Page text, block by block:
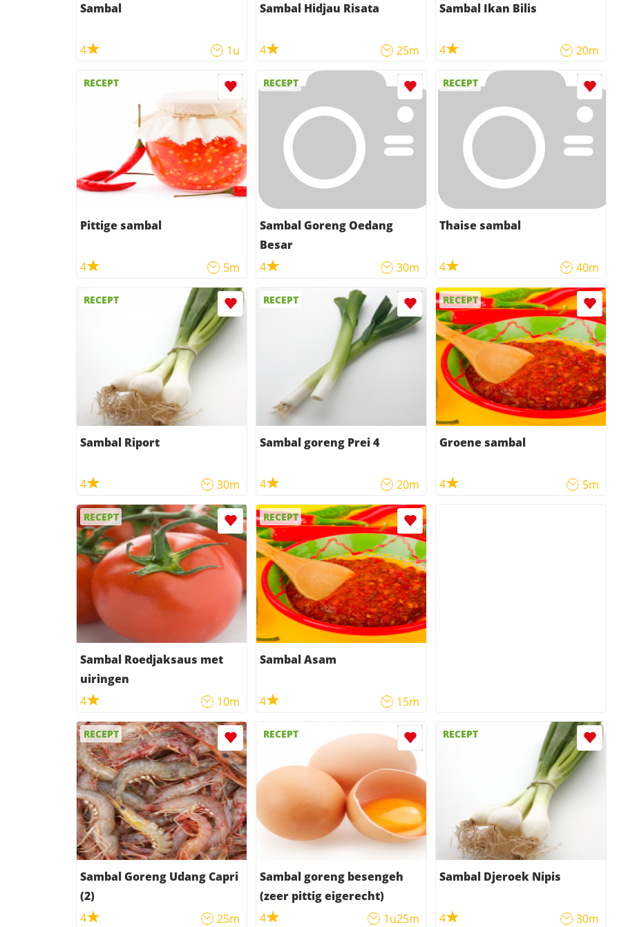
Sambal
4 1u
Sambal Hidjau Risata
4 25m
Sambal Ikan Bilis
4 20m
RECEPT
Pittige sambal
4 5m
RECEPT
Sambal Goreng Oedang
Besar
4
30m
RECEPT
Thaise sambal
4 40m
RECEPT
Sambal Riport
4 30m
RECEPT
Sambal goreng Prei 4
4 20m
RECEPT
Groene sambal
4 5m
RECEPT
Sambal Roedjaksaus met
uiringen
4
10m
RECEPT
Sambal Asam
4 15m
RECEPT
Sambal Goreng Udang Capri
(2)
4
25m
RECEPT
Sambal goreng besengeh
(zeer pittig eigerecht)
4
1u25m
RECEPT
Sambal Djeroek Nipis
4 30m